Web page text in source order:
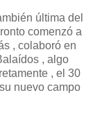
última del
comenzó a
, colaboró en
, algo
, el 30
nuevo campo